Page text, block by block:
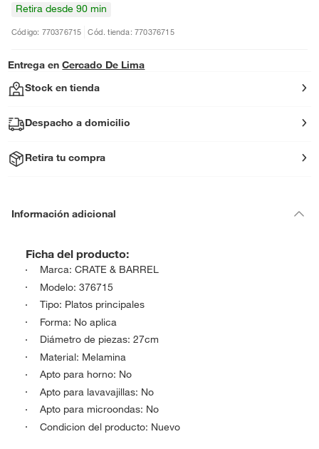
Retira desde 90 min
Código: 770376715 Cód. tienda: 770376715
Entrega en Cercado De Lima
Stock en tienda
Despacho a domicilio
Retira tu compra
Información adicional
Ficha del producto:
Marca: CRATE & BARREL
Modelo: 376715
Tipo: Platos principales
Forma: No aplica
Diámetro de piezas: 27cm
Material: Melamina
Apto para horno: No
Apto para lavavajillas: No
Apto para microondas: No
Condicion del producto: Nuevo